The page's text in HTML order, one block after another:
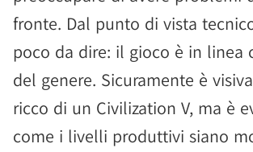
fronte. Dal punto di vista
poco da dire: il gioco è in linea
del genere. Sicuramente è
ricco di un Civilization V, ma è
come i livelli produttivi siano